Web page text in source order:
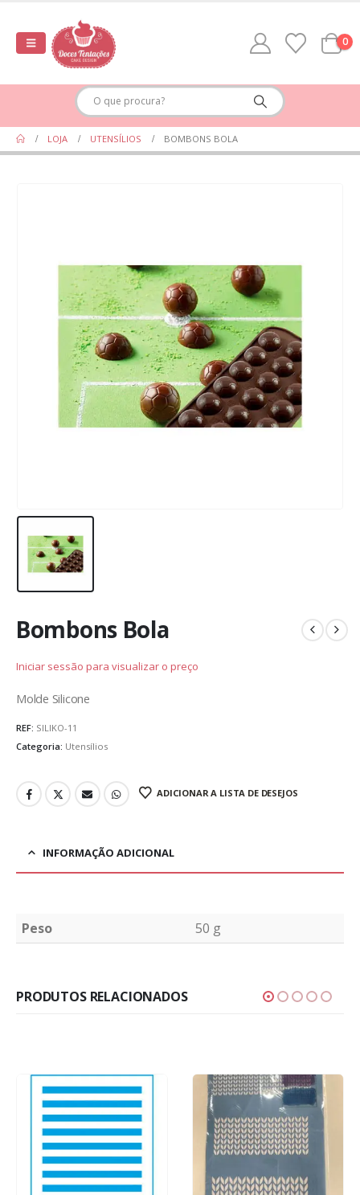
0
LOJA UTENSÍLIOS BOMBONS BOLA
Bombons Bola
Iniciar sessão para visualizar o preço
Molde Silicone
REF: SILIKO-11
Categoria: Utensílios
ADICIONAR A LISTA DE DESEJOS
INFORMAÇÃO ADICIONAL
Peso 50 g
PRODUTOS RELACIONADOS